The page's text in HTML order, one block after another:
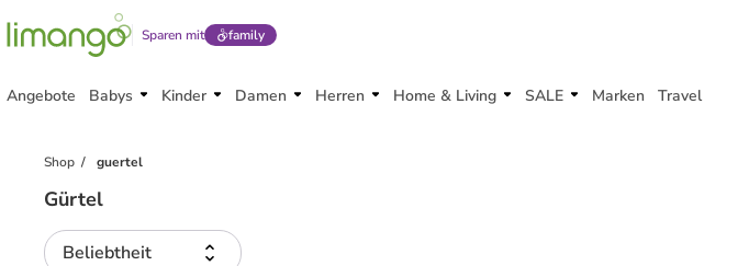
Sparen mit family
Angebote Babys Kinder Damen Herren Home & Living SALE Marken Travel
Shop guertel
Gürtel
Beliebtheit